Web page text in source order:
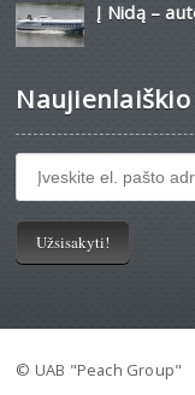
Į Nidą –
© UAB "Peach Group"